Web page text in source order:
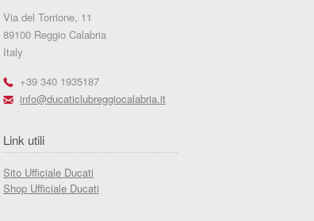
Via del Torrione, 11
89100 Reggio Calabria
Italy
r +39 340 1935187
h info@ducaticlubreggiocalabria.it
Link utili
Sito Ufficiale Ducati
Shop Ufficiale Ducati